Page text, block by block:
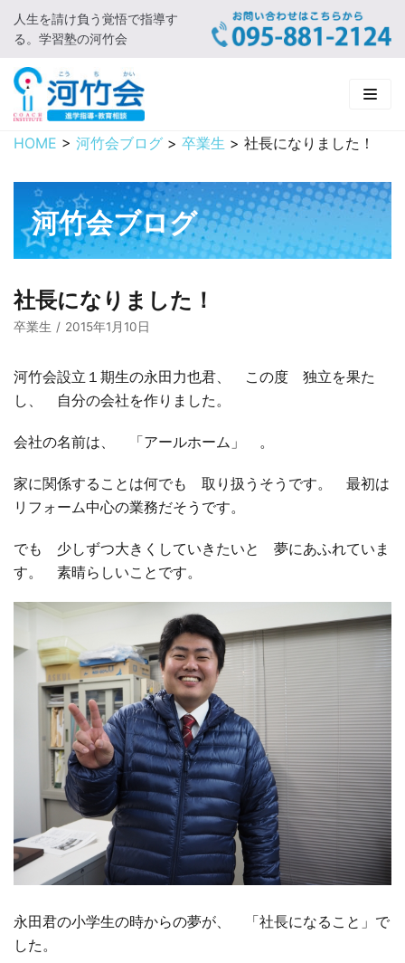
コ
ン
テ
ン
ツ
に
キ
プ
人生を請け負う覚悟で指導す
る。学習塾の河竹会
HOME
新着情報
□ お知らせ
河竹会について
□ 河竹会について
□ よくあるご質問
□ 小学部
□ 高校部
□ 有料体験指導
実 績
□ 2019年合格体験記
HOME > 河竹会ブログ > 卒業生 > 社長になりました！
河竹会ブログ
社長になりました！
卒業生 2015年1月10日
河竹会設立１期生の永田力也君、 この度 独立を果た
し、 自分の会社を作りました。
会社の名前は、 「アールホーム」 。
家に関係することは何でも 取り扱うそうです。 最初は
リフォーム中心の業務だそうです。
でも 少しずつ大きくしていきたいと 夢にあふれていま
す。 素晴らしいことです。
永田君の小学生の時からの夢が、 「社長になること」で
した。